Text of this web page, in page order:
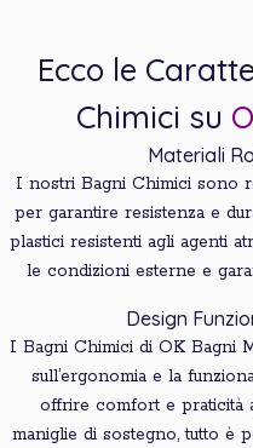
Ecco le
Chimici su
Materiali
I nostri Bagni Chimici sono
per garantire resistenza e
plastici resistenti agli agenti
le condizioni esterne e
Design
I Bagni Chimici di OK Bagni
sull’ergonomia e la
offrire comfort e praticità
maniglie di sostegno, tutto è